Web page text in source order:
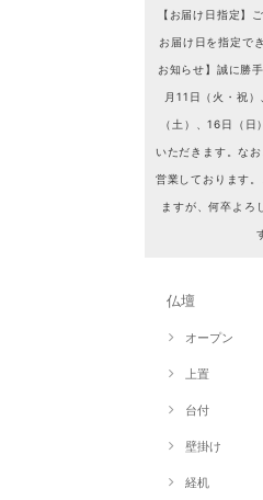
【お届け日指定】
お届け日を指定で
お知らせ】誠に勝
月11日（火・祝
（土）、16日（
いただきます。な
営業しております。
ますが、何卒よろ
仏壇
オープン
上置
台付
壁掛け
経机